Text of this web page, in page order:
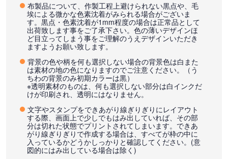
布製品について、作製工程上避けられない黒点や、毛
埃による微かな色素沈着がみられる場合がございま
す。黒点・色素沈着が1mm程度の場合は正常品として
出荷致します事をご了承下さい。色の薄いデザインほ
ど目立ってしまう事をご理解のうえデザインいただき
ますようお願い致します。
背景の色や柄を何も選択しない場合の背景色は白また
は素材の地の色になりますのでご注意ください。（う
ちわの背景のみ初期カラーは黒）
※透明素材のものは、何も選択しない部分は白インクだ
けが印刷され、透明にはなりません。
文字やスタンプをできあがり線ぎりぎりにレイアウト
する際、画面上で少しでもはみ出していれば、その部
分は切れた状態でプリントされてしまいます。できあ
がり線ぎりぎりで作成する場合は、すべてが枠の中に
入っているかどうかしっかりと確認してください。(意
図的にはみ出している場合は除く)